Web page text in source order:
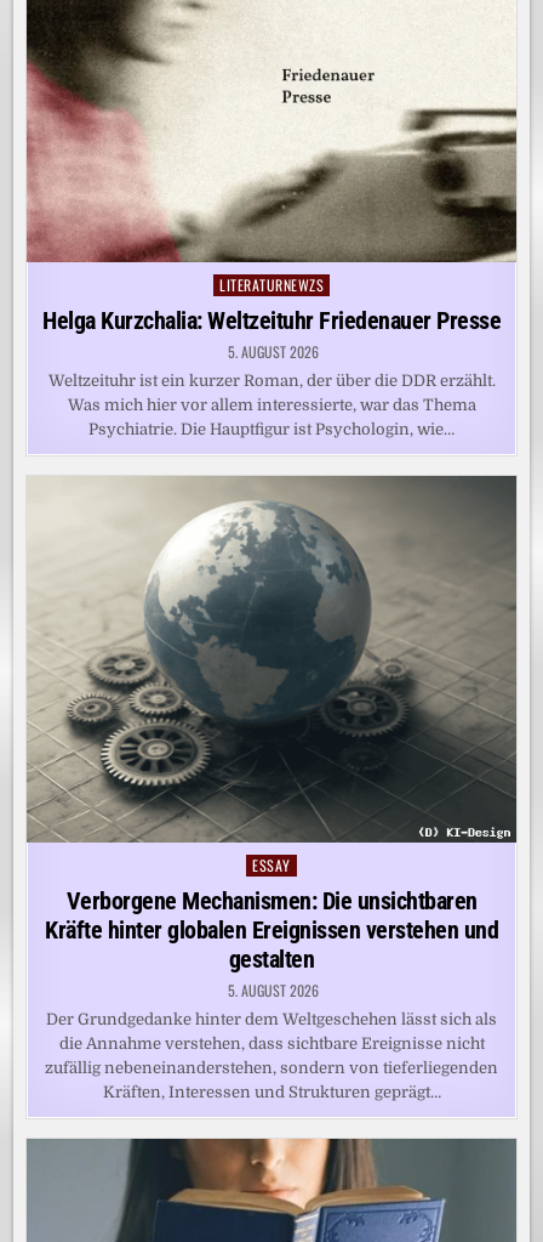
Posted
in
LITERATURNEWZS
Helga Kurzchalia: Weltzeituhr Friedenauer Presse
5. AUGUST 2026
Weltzeituhr ist ein kurzer Roman, der über die DDR erzählt.
Was mich hier vor allem interessierte, war das Thema
Psychiatrie. Die Hauptfigur ist Psychologin, wie…
Posted
in
ESSAY
Verborgene Mechanismen: Die unsichtbaren
Kräfte hinter globalen Ereignissen verstehen und
gestalten
5. AUGUST 2026
Der Grundgedanke hinter dem Weltgeschehen lässt sich als
die Annahme verstehen, dass sichtbare Ereignisse nicht
zufällig nebeneinanderstehen, sondern von tieferliegenden
Kräften, Interessen und Strukturen geprägt…